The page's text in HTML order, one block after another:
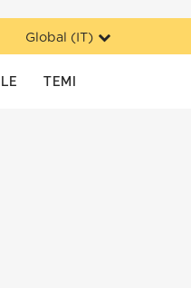
Global ( IT)
TEMI